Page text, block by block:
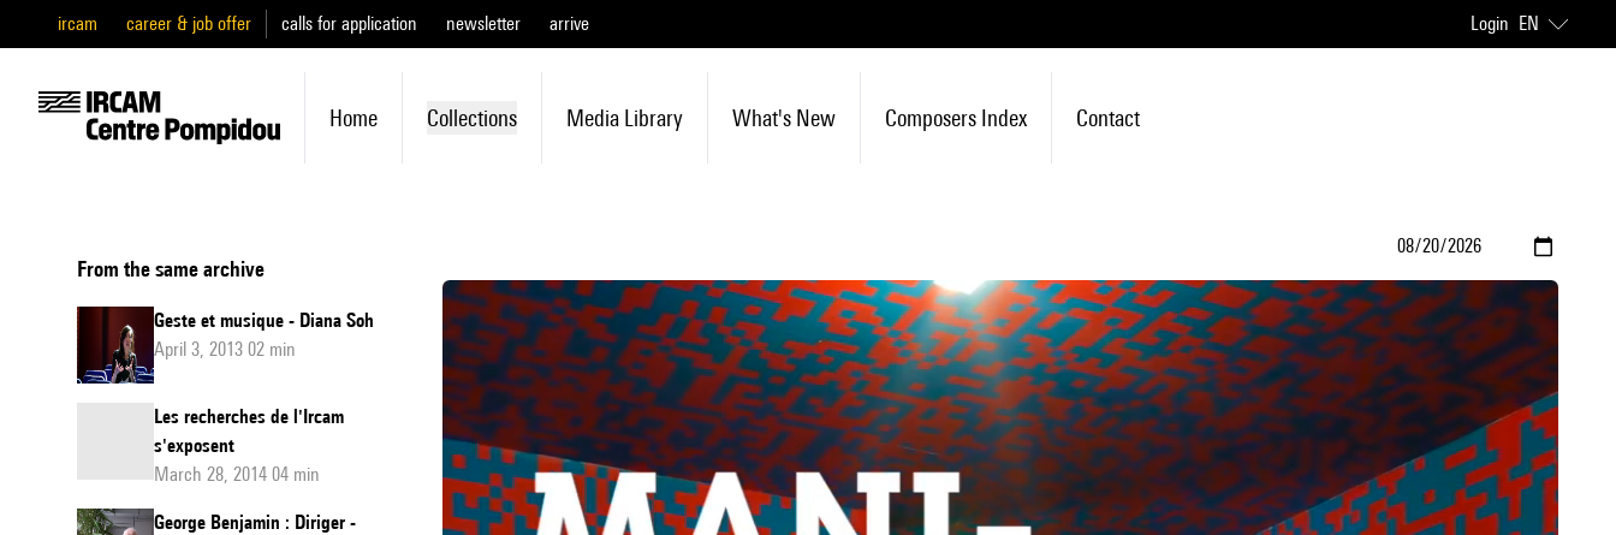
ircam career & job offer calls for application newsletter arrive Login EN
Home Collections Media Library What's New Composers Index Contact
From the same archive
Geste et musique - Diana Soh
April 3, 2013 02 min
Les recherches de l'Ircam
s'exposent
March 28, 2014 04 min
George Benjamin : Diriger -